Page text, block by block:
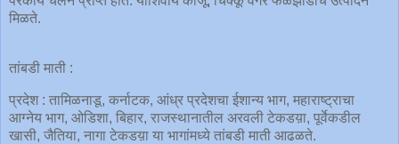
मिळते.
तांबडी माती :
प्रदेश : तामिळनाडू, कर्नाटक, आंध्र प्रदेशचा ईशान्य भाग, महाराष्ट्राचा
आग्नेय भाग, ओडिशा, बिहार, राजस्थानातील अरवली टेकडय़ा, पूर्वेकडील
खासी, जैतिया, नागा टेकडय़ा या भागांमध्ये तांबडी माती आढळते.